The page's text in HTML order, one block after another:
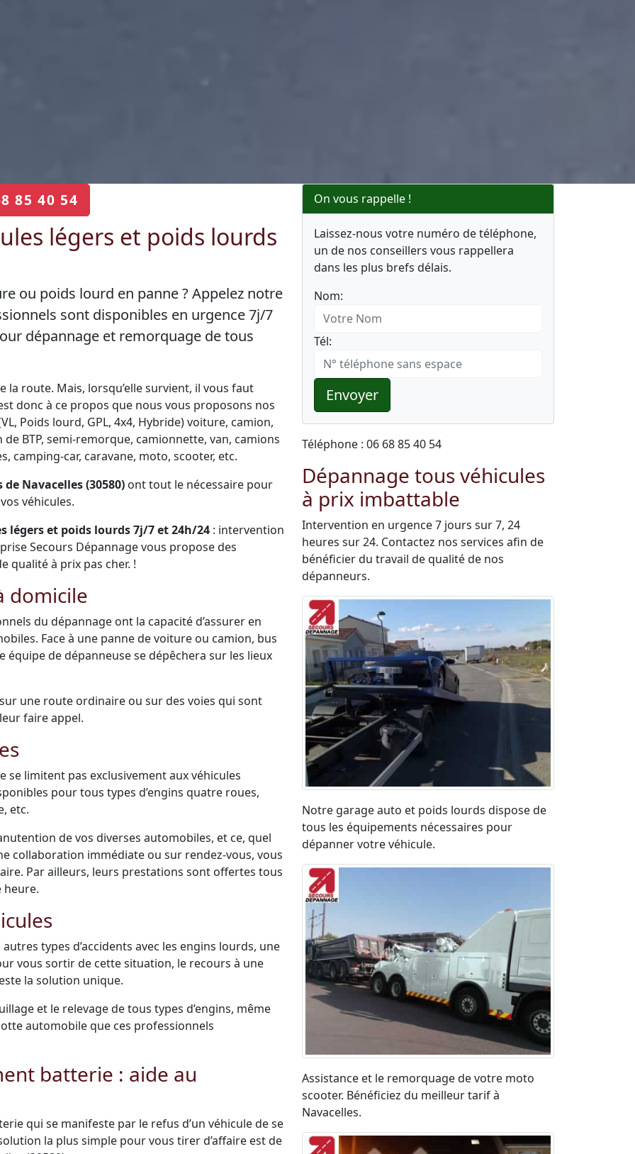
85 40 54
légers et poids lourds
ou poids lourd en panne ? Appelez notre
sont disponibles en urgence 7j/7
dépannage et remorquage de tous
la route. Mais, lorsqu’elle survient, il vous faut
donc à ce propos que nous vous proposons nos
Poids lourd, GPL, 4x4, Hybride) voiture, camion,
BTP, semi-remorque, camionnette, van, camions
camping-car, caravane, moto, scooter, etc.
Navacelles (30580) ont tout le nécessaire pour
véhicules.
légers et poids lourds 7j/7 et 24h/24 : intervention
Secours Dépannage vous propose des
qualité à prix pas cher. !
domicile
du dépannage ont la capacité d’assurer en
Face à une panne de voiture ou camion, bus
équipe de dépanneuse se dépêchera sur les lieux
une route ordinaire ou sur des voies qui sont
faire appel.
limitent pas exclusivement aux véhicules
pour tous types d’engins quatre roues,
etc.
de vos diverses automobiles, et ce, quel
collaboration immédiate ou sur rendez-vous, vous
Par ailleurs, leurs prestations sont offertes tous
heure.
types d’accidents avec les engins lourds, une
vous sortir de cette situation, le recours à une
la solution unique.
et le relevage de tous types d’engins, même
automobile que ces professionnels
batterie : aide au
qui se manifeste par le refus d’un véhicule de se
la plus simple pour vous tirer d’affaire est de
On vous rappelle !
Laissez-nous votre numéro de téléphone,
un de nos conseillers vous rappellera
dans les plus brefs délais.
Nom:
Tél:
Envoyer
Téléphone : 06 68 85 40 54
Dépannage tous véhicules
à prix imbattable
Intervention en urgence 7 jours sur 7, 24
heures sur 24. Contactez nos services afin de
bénéficier du travail de qualité de nos
dépanneurs.
Notre garage auto et poids lourds dispose de
tous les équipements nécessaires pour
dépanner votre véhicule.
Assistance et le remorquage de votre moto
scooter. Bénéficiez du meilleur tarif à
Navacelles.